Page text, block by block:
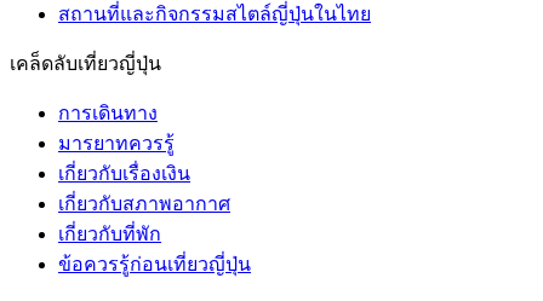
สถานที่และกิจกรรมสไตล์ญี่ปุ่นในไทย
เคล็ดลับเที่ยวญี่ปุ่น
การเดินทาง
มารยาทควรรู้
เกี่ยวกับเรื่องเงิน
เกี่ยวกับสภาพอากาศ
เกี่ยวกับที่พัก
ข้อควรรู้ก่อนเที่ยวญี่ปุ่น